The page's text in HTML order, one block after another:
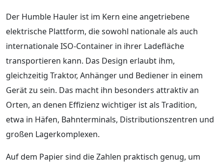
Der Humble Hauler ist im Kern eine angetriebene
elektrische Plattform, die sowohl nationale als auch
internationale ISO-Container in ihrer Ladefläche
transportieren kann. Das Design erlaubt ihm,
gleichzeitig Traktor, Anhänger und Bediener in einem
Gerät zu sein. Das macht ihn besonders attraktiv an
Orten, an denen Effizienz wichtiger ist als Tradition,
etwa in Häfen, Bahnterminals, Distributionszentren und
großen Lagerkomplexen.
Auf dem Papier sind die Zahlen praktisch genug, um